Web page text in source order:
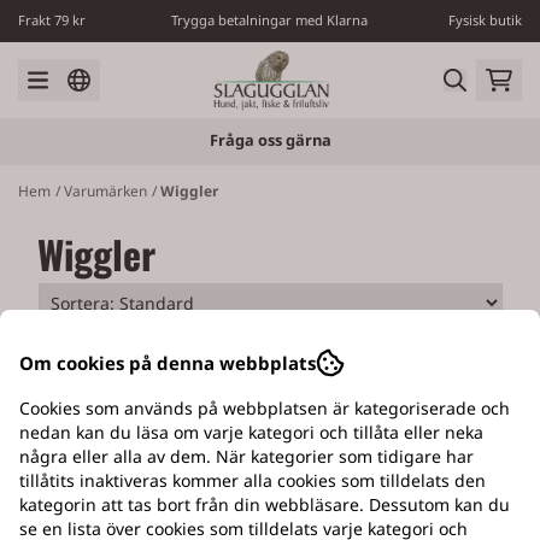
Hoppa till innehåll
Frakt 79 kr Trygga betalningar med Klarna Fysisk butik
Fråga oss gärna
Hem /Varumärken /Wiggler
Wiggler
EGEN VERKSTAD
Med tillverkning av Slagugglans hundluckor
Om cookies på denna webbplats
Cookies som används på webbplatsen är kategoriserade och
nedan kan du läsa om varje kategori och tillåta eller neka
några eller alla av dem. När kategorier som tidigare har
tillåtits inaktiveras kommer alla cookies som tilldelats den
kategorin att tas bort från din webbläsare. Dessutom kan du
se en lista över cookies som tilldelats varje kategori och